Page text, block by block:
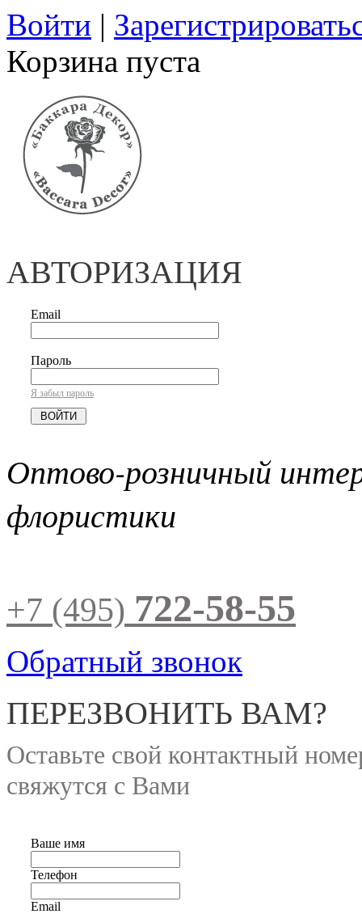
Войти |
Корзина пуста
АВТОРИЗАЦИЯ
Email
Пароль
Я забыл пароль
Оптово-розничный
флористики
+7 (495) 722-58-55
Обратный звонок
ПЕРЕЗВОНИТЬ ВАМ?
Оставьте свой контактный
свяжутся с Вами
Ваше имя
Телефон
Email